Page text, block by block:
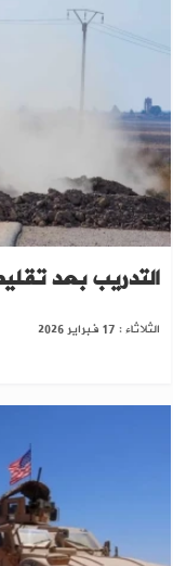
"ذا ناشيونال":
التدريب بعد
الثلاثاء : 17 فبراير 2026